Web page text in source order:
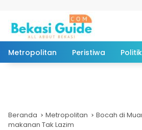
Metropolitan Peristiwa Politik
Beranda Metropolitan
Bocah di
makanan Tak Lazim